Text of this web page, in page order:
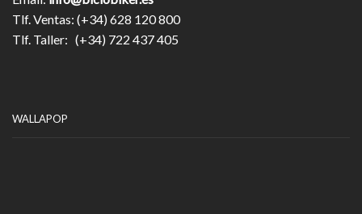
Tlf. Ventas: (+34) 628 120 800
Tlf. Taller: (+34) 722 437 405
WALLAPOP